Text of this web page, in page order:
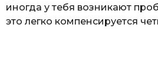
иногда у тебя возникают
это легко компенсируется